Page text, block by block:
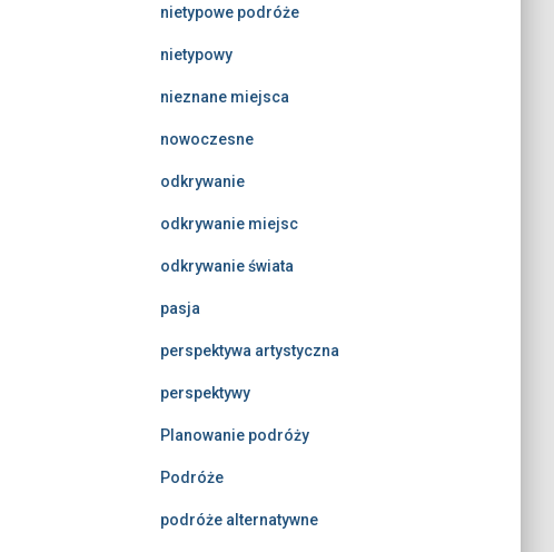
nietypowe podróże
nietypowy
nieznane miejsca
nowoczesne
odkrywanie
odkrywanie miejsc
odkrywanie świata
pasja
perspektywa artystyczna
perspektywy
Planowanie podróży
Podróże
podróże alternatywne